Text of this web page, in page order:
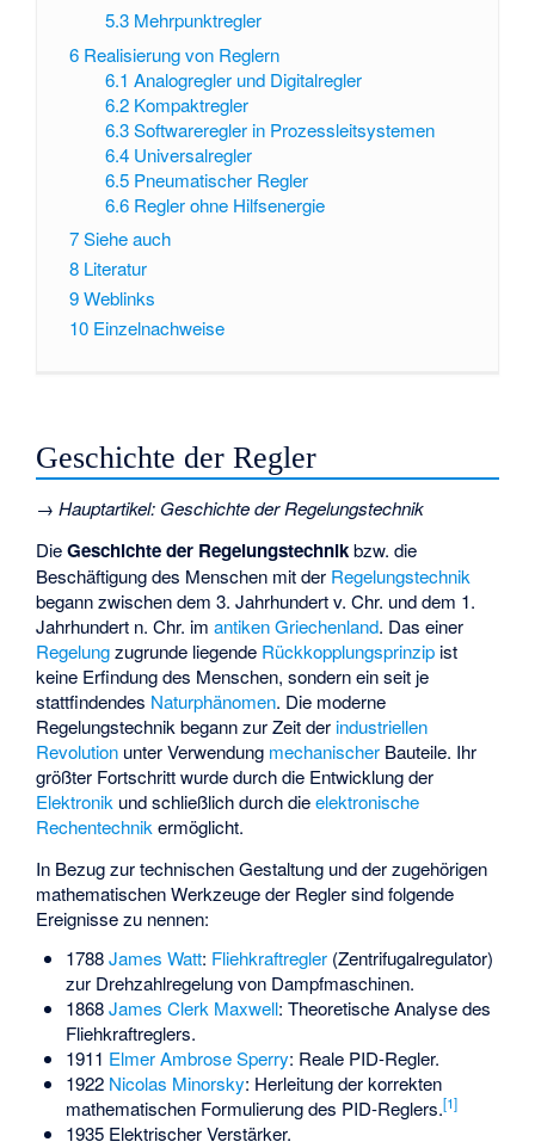
5.3 Mehrpunktregler
6 Realisierung von Reglern
6.1 Analogregler und Digitalregler
6.2 Kompaktregler
6.3 Softwareregler in Prozessleitsystemen
6.4 Universalregler
6.5 Pneumatischer Regler
6.6 Regler ohne Hilfsenergie
7Siehe auch
8 Literatur
9Weblinks
10 Einzelnachweise
Geschichte der Regler
→Hauptartikel: Geschichte der Regelungstechnik
DieGeschichte der Regelungstechnikbzw. die
Beschäftigung des Menschen mit der Regelungstechnik
begann zwischen dem 3. Jahrhundert v. Chr. und dem 1.
Jahrhundert n. Chr. imantiken Griechenland. Das einer
Regelungzugrunde liegende Rückkopplungsprinzip ist
keine Erfindung des Menschen, sondern ein seit je
stattfindendes Naturphänomen. Die moderne
Regelungstechnik begann zur Zeit der industriellen
Revolution unter Verwendung mechanischer Bauteile. Ihr
größter Fortschritt wurde durch die Entwicklung der
Elektronik und schließlich durch dieelektronische
Rechentechnik ermöglicht.
In Bezug zur technischen Gestaltung und der zugehörigen
mathematischen Werkzeuge der Regler sind folgende
Ereignisse zu nennen:
1788James Watt: Fliehkraftregler(Zentrifugalregulator)
zur Drehzahlregelung von Dampfmaschinen.
1868James Clerk Maxwell: Theoretische Analyse des
Fliehkraftreglers.
1911 Elmer Ambrose Sperry: Reale PID-Regler.
1922 Nicolas Minorsky: Herleitung der korrekten
mathematischen Formulierung des PID-Reglers.[1]
1935 Elektrischer Verstärker.